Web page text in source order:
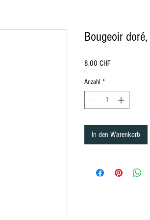
Fribourg Zürich
, location de chaise à Lausanne Berne Fribourg Zürich, location de
à Montreux, Location de mobilier à Zurich, Location de mobilier en Valais, Location
Moritz, Location de mobilier à Davos, Location de mobilier Gstaad, Location de
Bellinzone, Location de mobilier Uri, Location de mobilier Altdorf, Location de
ronde, nappe de table carré, nappe de table rectangulaire, Chaise , Chaise Napoléon,
en plexiglass, Miroir, Décoration de table, Mariage, Art de la table, décoration Gatsby,
in Zürich, rental of furniture and decorations Lausanne Berne Friborg Zürich,
Bougeoir
8,00 CHFPreis
Anzahl *
In den Warenkorb